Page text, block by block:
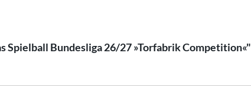
Spielball Bundesliga 26/27 »Torfabrik Competition«"